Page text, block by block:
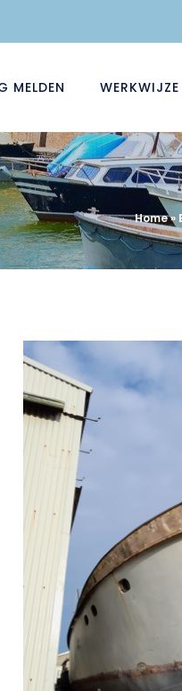
MELDEN WERKWIJZE
Home»